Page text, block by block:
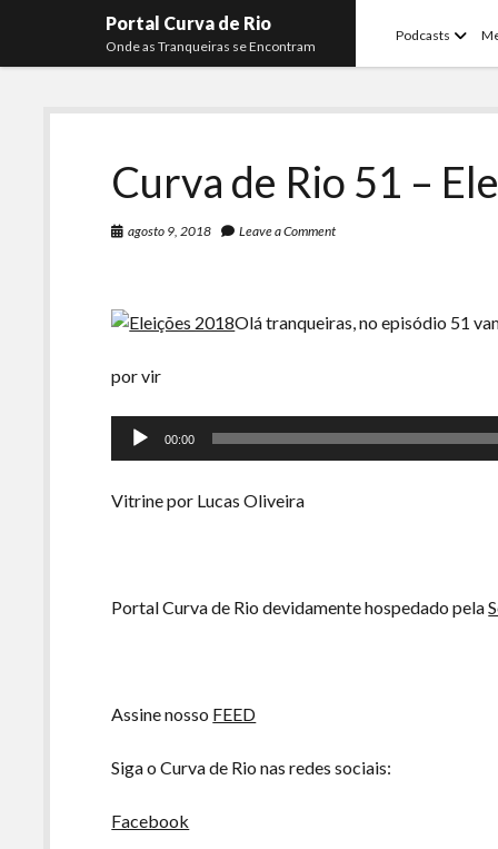
Portal Curva de Rio
Onde as Tranqueiras se Encontram
Podcasts open
Curva de Rio 51 –
agosto 9, 2018 Leave a Comment
Olá tranqueiras, no episódio 51
por vir
Tocador
00:00
Vitrine por Lucas Oliveira
Portal Curva de Rio devidamente hospedado pela
Assine nosso FEED
Siga o Curva de Rio nas redes sociais:
Facebook